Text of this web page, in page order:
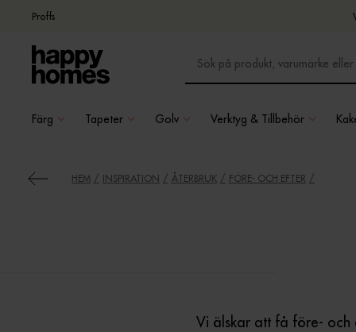
Proffs
Färg Tapeter Golv Verktyg & Tillbehör
HEM INSPIRATION ÅTERBRUK FÖRE- OCH EFTER
Vi älskar att få före- och